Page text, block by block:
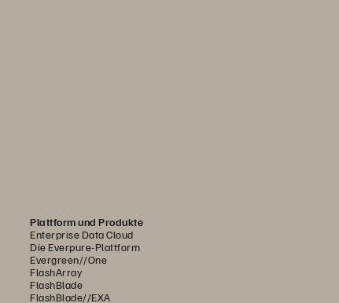
Plattform und Produkte
Enterprise Data Cloud
Die Everpure-Plattform
Evergreen//One
FlashArray
FlashBlade
FlashBlade//EXA